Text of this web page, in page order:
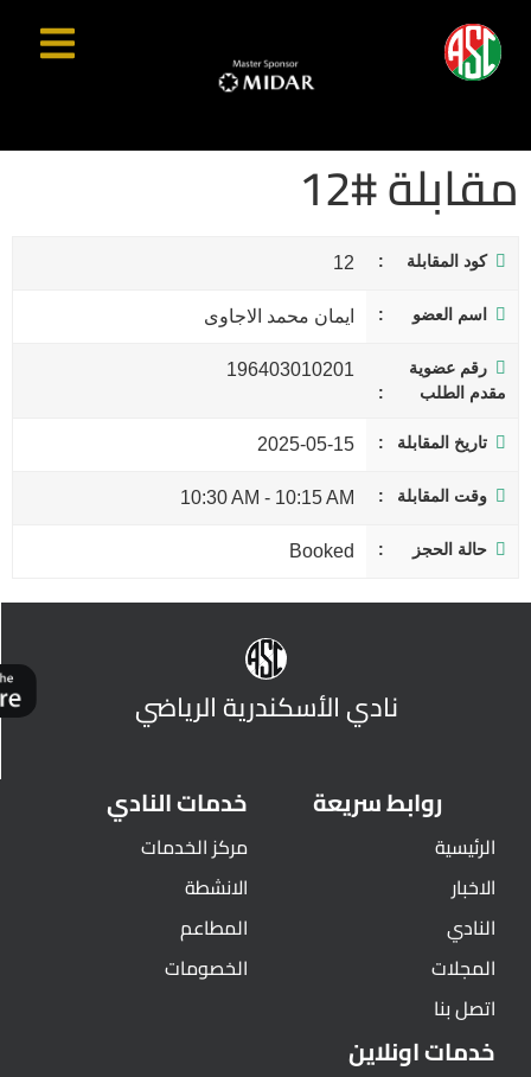
مقابلة #12
كود المقابلة 12
اسم العضو ايمان محمد الاجاوى
رقم عضوية
مقدم الطلب
196403010201
تاريخ المقابلة 2025-05-15
وقت المقابلة 10:15 AM
-
10:30 AM
حالة الحجز Booked
نادي الأسكندرية الرياضي
روابط سريعة
الرئيسية
الاخبار
النادي
المجلات
اتصل بنا
خدمات النادي
مركز الخدمات
الانشطة
المطاعم
الخصومات
خدمات اونلاين